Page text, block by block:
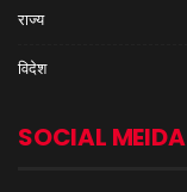
राज्य
विदेश
SOCIAL MEIDA